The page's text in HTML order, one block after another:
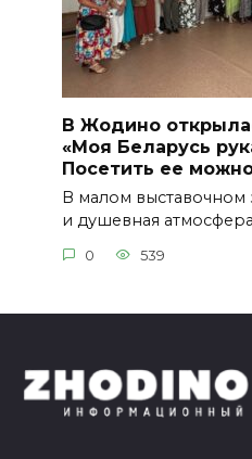
В Жодино
«Моя Беларусь
Посетить ее
В малом выставочном
и душевная
0 539